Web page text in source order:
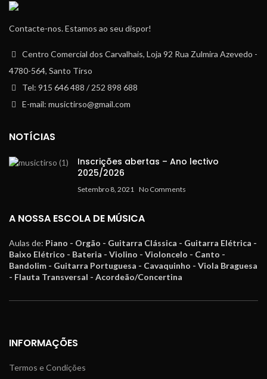
Contacte-nos. Estamos ao seu dispor!
Centro Comercial dos Carvalhais, Loja 92 Rua Zulmira Azevedo -
4780-564, Santo Tirso
Tel: 915 646 488 / 252 898 688
E-mail: musictirso@gmail.com
NOTÍCIAS
Inscrições abertas – Ano lectivo
2025/2026
Setembro 8, 2021 No Comments
A NOSSA ESCOLA DE MÚSICA
Aulas de: Piano - Orgão - Guitarra Clássica - Guitarra Elétrica -
Baixo Elétrico - Bateria - Violino - Violoncelo - Canto -
Bandolim - Guitarra Portuguesa - Cavaquinho - Viola Braguesa
- Flauta Transversal - Acordeão/Concertina
INFORMAÇÕES
Termos e Condições